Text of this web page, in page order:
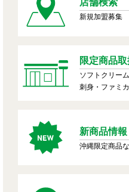
店舗検索
新規加盟募集
限定商品
ソフトクリー
刺身・ファミ
新商品情報
沖縄限定商品